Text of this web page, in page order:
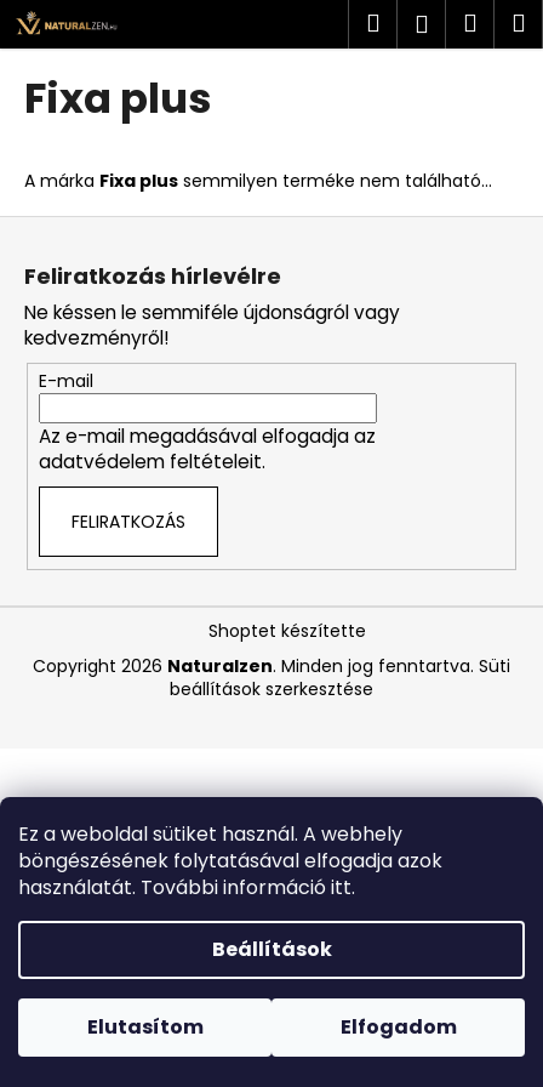
Ez a weboldal sütiket használ. A webhely
böngészésének folytatásával elfogadja azok
használatát. További információ itt.
Beállítások
Elutasítom Elfogadom
Ugrás
fő
tartalomhoz
Forró napokon nem javasoljuk a csomagautomatákba
történő kézbesítést. A magas hőmérsékletre érzékeny
termékek átvételkor nem biztos, hogy optimális állapotban
Keresés
Fixa plus
A márka Fixa plus semmilyen terméke nem található...
K
o
i
t
k
e
r
e
s
?
A
á
u
k
COCOSOLIS
CITRO
SUNTAN
OIL
110ML
07/26
L
Feliratkozás hírlevélre
Ne késsen le semmiféle újdonságról vagy
kedvezményről!
E-mail
Az e-mail megadásával elfogadja az
adatvédelem feltételeit.
FELIRATKOZÁS
Shoptet készítette
Copyright 2026 Naturalzen. Minden jog fenntartva. Süti
beállítások szerkesztése